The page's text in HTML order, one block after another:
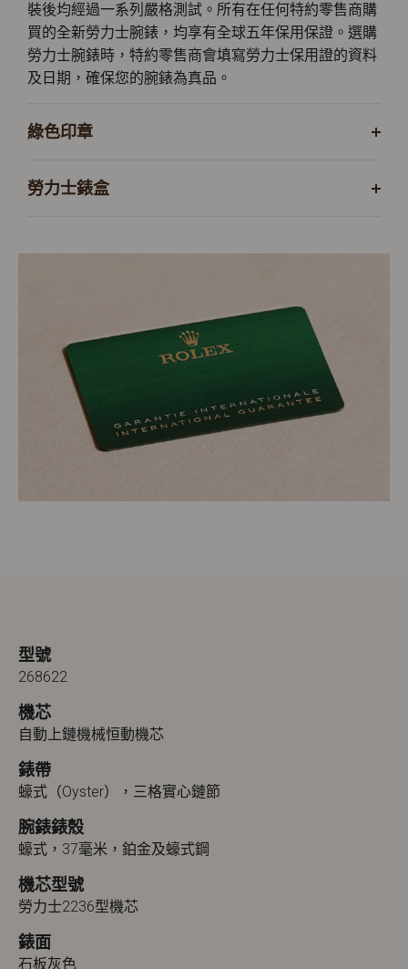
裝後均經過一系列嚴格測試。所有在任何特約零售商購
買的全新勞力士腕錶，均享有全球五年保用保證。選購
勞力士腕錶時，特約零售商會填寫勞力士保用證的資料
及日期，確保您的腕錶為真品。
綠色印章
勞力士錶盒
型號
268622
機芯
自動上鏈機械恒動機芯
錶帶
蠔式（Oyster），三格實心鏈節
腕錶錶殼
蠔式，37毫米，鉑金及蠔式鋼
機芯型號
勞力士2236型機芯
錶面
石板灰色